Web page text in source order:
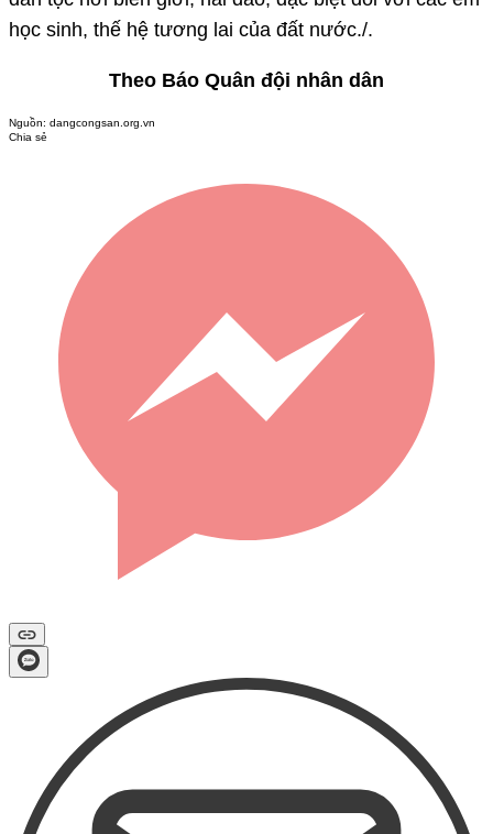
học sinh, thế hệ tương lai của đất nước./.
Theo Báo Quân đội nhân dân
Nguồn: dangcongsan.org.vn
Chia sẻ